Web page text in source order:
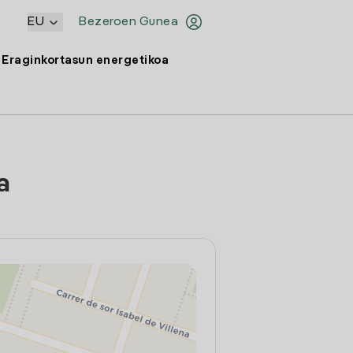
Bezeroen Gunea
EU
Eraginkortasun energetikoa